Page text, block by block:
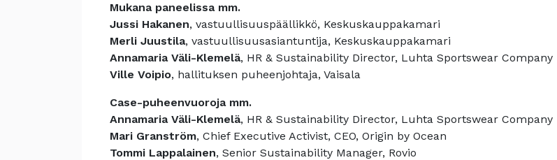
Mukana paneelissa mm.
Jussi Hakanen, vastuullisuuspäällikkö, Keskuskauppakamari
Merli Juustila, vastuullisuusasiantuntija, Keskuskauppakamari
Annamaria Väli-Klemelä, HR & Sustainability Director, Luhta Sportswear Company
Ville Voipio, hallituksen puheenjohtaja, Vaisala
Case-puheenvuoroja mm.
Annamaria Väli-Klemelä, HR & Sustainability Director, Luhta Sportswear Company
Mari Granström, Chief Executive Activist, CEO, Origin by Ocean
Tommi Lappalainen, Senior Sustainability Manager, Rovio